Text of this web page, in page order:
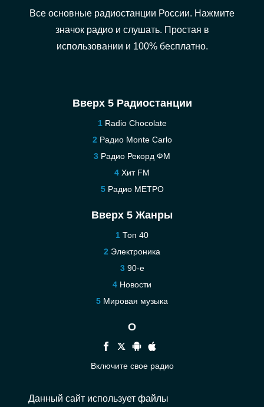
Все основные радиостанции России. Нажмите
значок радио и слушать. Простая в
использовании и 100% бесплатно.
Вверх 5 Радиостанции
Radio Chocolate
Радио Monte Carlo
Радио Рекорд ФМ
Хит FM
Радио МЕТРО
Вверх 5 Жанры
Топ 40
Электроника
90-е
Новости
Мировая музыка
О
Включите свое радио
Связаться
Данный сайт использует файлы